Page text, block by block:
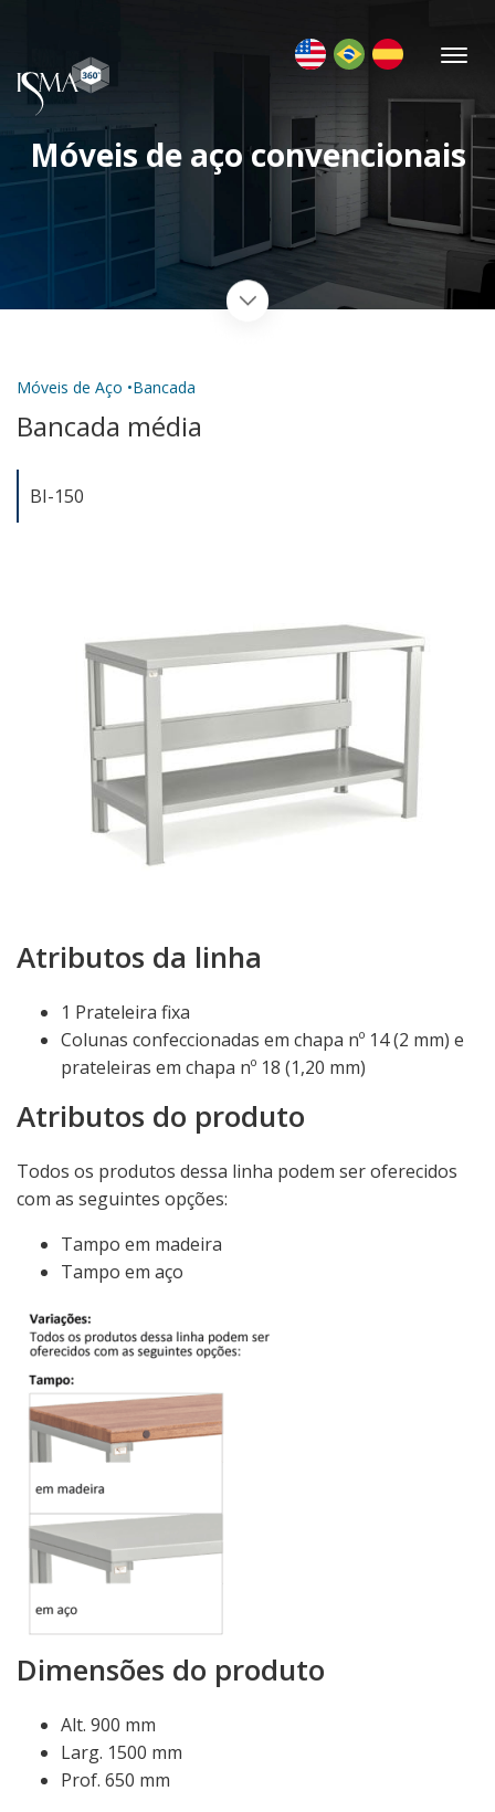
Móveis de aço convencionais
Móveis de Aço •Bancada
Bancada média
BI-150
Atributos da linha
1 Prateleira fixa
Colunas confeccionadas em chapa nº 14 (2 mm) e
prateleiras em chapa nº 18 (1,20 mm)
Atributos do produto
Todos os produtos dessa linha podem ser oferecidos
com as seguintes opções:
Tampo em madeira
Tampo em aço
Dimensões do produto
Alt. 900 mm
Larg. 1500 mm
Prof. 650 mm